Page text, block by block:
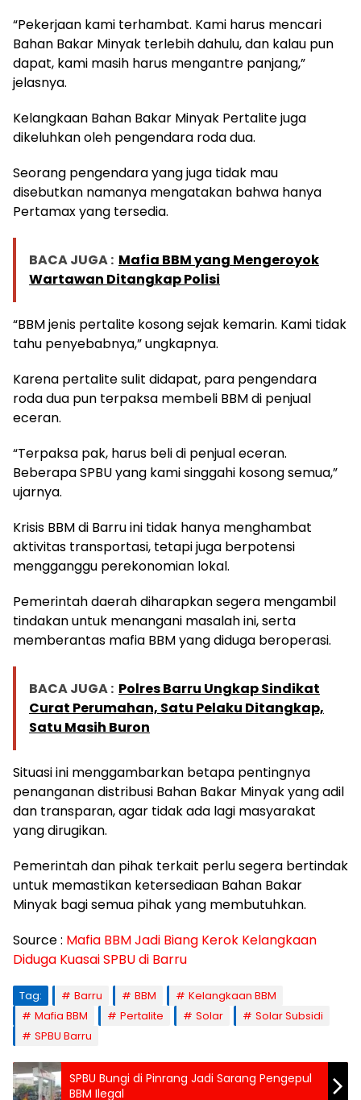
“Pekerjaan kami terhambat. Kami harus mencari
Bahan Bakar Minyak terlebih dahulu, dan kalau pun
dapat, kami masih harus mengantre panjang,”
jelasnya.
Kelangkaan Bahan Bakar Minyak Pertalite juga
dikeluhkan oleh pengendara roda dua.
Seorang pengendara yang juga tidak mau
disebutkan namanya mengatakan bahwa hanya
Pertamax yang tersedia.
BACA JUGA : Mafia BBM yang Mengeroyok
Wartawan Ditangkap Polisi
“BBM jenis pertalite kosong sejak kemarin. Kami tidak
tahu penyebabnya,” ungkapnya.
Karena pertalite sulit didapat, para pengendara
roda dua pun terpaksa membeli BBM di penjual
eceran.
“Terpaksa pak, harus beli di penjual eceran.
Beberapa SPBU yang kami singgahi kosong semua,”
ujarnya.
Krisis BBM di Barru ini tidak hanya menghambat
aktivitas transportasi, tetapi juga berpotensi
mengganggu perekonomian lokal.
Pemerintah daerah diharapkan segera mengambil
tindakan untuk menangani masalah ini, serta
memberantas mafia BBM yang diduga beroperasi.
BACA JUGA : Polres Barru Ungkap Sindikat
Curat Perumahan, Satu Pelaku Ditangkap,
Satu Masih Buron
Situasi ini menggambarkan betapa pentingnya
penanganan distribusi Bahan Bakar Minyak yang adil
dan transparan, agar tidak ada lagi masyarakat
yang dirugikan.
Pemerintah dan pihak terkait perlu segera bertindak
untuk memastikan ketersediaan Bahan Bakar
Minyak bagi semua pihak yang membutuhkan.
Source : Mafia BBM Jadi Biang Kerok Kelangkaan
Diduga Kuasai SPBU di Barru
Tag: Barru BBM
Kelangkaan BBM
Mafia BBM
Pertalite Solar
Solar Subsidi
SPBU Barru
SPBU Bungi di Pinrang Jadi Sarang Pengepul
BBM Ilegal